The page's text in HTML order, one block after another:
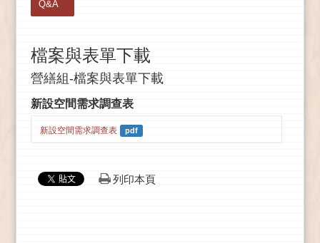
Q&A
檔案與表單下載
營繕組-檔案與表單下載
新設空間需求調查表
新設空間需求調查表 pdf
列印本頁